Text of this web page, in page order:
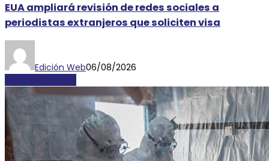
EUA ampliará revisión de redes sociales a
periodistas extranjeros que soliciten visa
Edición Web06/08/2026